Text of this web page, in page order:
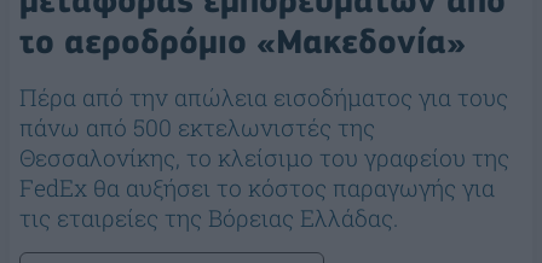
το αεροδρόμιο «Μακεδονία»
Πέρα από την απώλεια εισοδήματος για τους
πάνω από 500 εκτελωνιστές της
Θεσσαλονίκης, το κλείσιμο του γραφείου της
FedEx θα αυξήσει το κόστος παραγωγής για
τις εταιρείες της Βόρειας Ελλάδας.